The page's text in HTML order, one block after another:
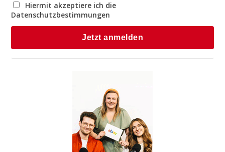
Hiermit akzeptiere ich die
Datenschutzbestimmungen